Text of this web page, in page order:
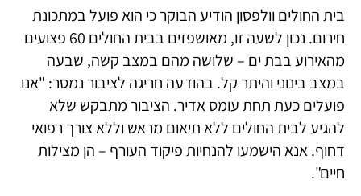
בית החולים וולפסון הודיע הבוקר כי הוא פועל במתכונת
חירום. נכון לשעה זו, מאושפזים בבית החולים 60 פצועים
מהאירוע בבת ים – שלושה מהם במצב קשה, שבעה
במצב בינוני והיתר קל. בהודעה חריגה לציבור נמסר: "אנו
פועלים כעת תחת עומס אדיר. הציבור מתבקש שלא
להגיע לבית החולים ללא תיאום מראש וללא צורך רפואי
דחוף. אנא הישמעו להנחיות פיקוד העורף – הן מצילות
חיים".